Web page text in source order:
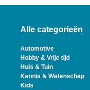
Alle categorieën
Automotive
Hobby & Vrije tijd
Huis & Tuin
Kennis & Wetenschap
Kids